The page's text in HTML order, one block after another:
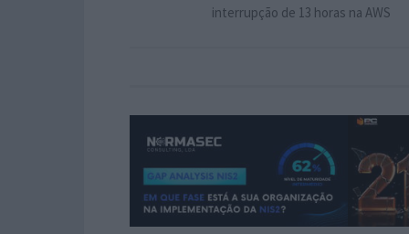
interrupção de 13 horas na AWS